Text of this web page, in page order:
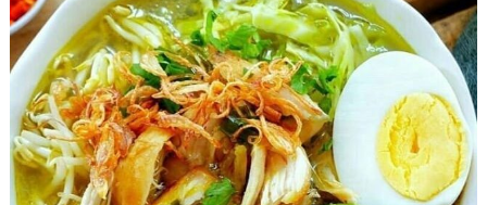
yang
Mudah